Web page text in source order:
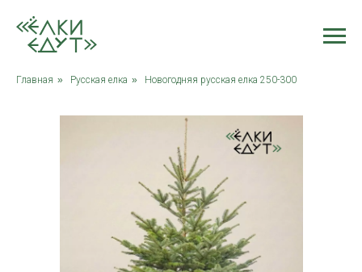
Главная » Русская елка » Новогодняя русская елка 250-300